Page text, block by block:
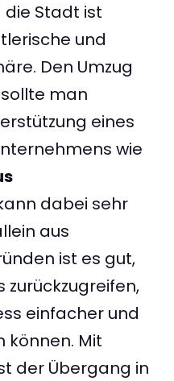
Stadt ist
und
Den Umzug
man
eines
wie
dabei sehr
aus
ist es gut,
zurückzugreifen,
einfacher und
können. Mit
der Übergang in